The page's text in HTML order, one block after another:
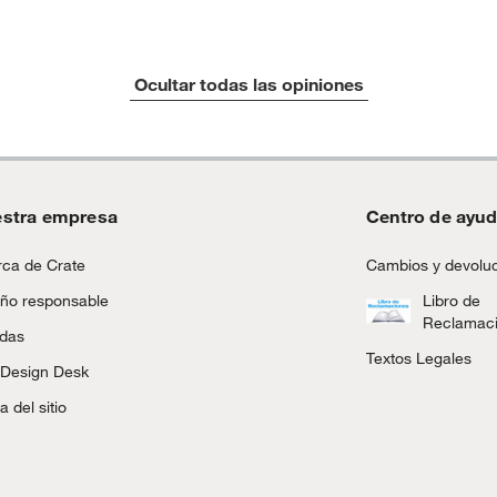
Ocultar todas las opiniones
empresa
de Crate
responsable
Desk
del sitio
Centro de
Cambios y
Libro de
Textos Legales